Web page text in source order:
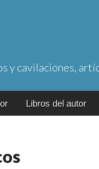
y cavilaciones,
Libros del autor